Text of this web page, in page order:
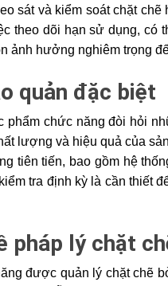
sát và kiểm soát chặt
theo dõi hạn sử dụng, có
ảnh hưởng nghiêm trọng
quản đặc biệt
phẩm chức năng đòi hỏi
lượng và hiệu quả của
tiên tiến, bao gồm hệ
tra định kỳ là cần thiết
pháp lý chặt
được quản lý chặt chẽ